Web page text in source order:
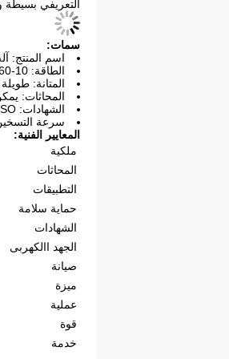
التعريفي بسيطة
سمات:
اسم المنتج:
الطاقة: 10-60 كيلو وات، مناسبة لمحلات تصليح الآلات
المتانة: طويلة
المحاثات:
الشهادات: CE ISO الخ
سرعة
المعايير الفنية:
ملكية
المحاثات
التطبيقات
حماية سلامة
الشهادات
الجهد االكهربى
صيانة
ميزة
عملية
قوة
خدمة